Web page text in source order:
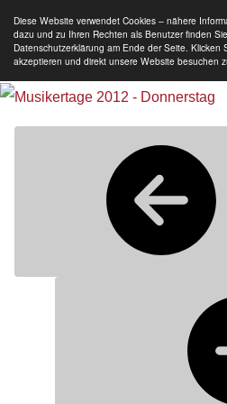
Diese Website verwendet Cookies – nähere
dazu und zu Ihren Rechten als Benutzer finden
Datenschutzerklärung am Ende der Seite. Klicken
akzeptieren und direkt unsere Website besuchen